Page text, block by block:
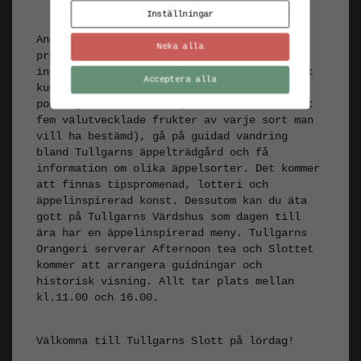
Andra marknadsstånd har med sig andra
produkter med anknytning till, och
inspirerade av, äpplet. Du kommer också att
kunna få dina äppelträd sortsbestämda av
pomolog Mats Brokvist (man bör ta med minst
fem välutvecklade frukter av varje sort man
vill ha bestämd), gå på guidad vandring
bland Tullgarns äppelträdgård och få
information om olika äppelsorter. Det kommer
att finnas tipspromenad, lotteri och
äppelinspirerad konst. Dessutom kan du äta
gott på Tullgarns Värdshus som dagen till
ära har en äppelinspirerad meny. Tullgarns
Orangeri serverar Afternoon tea och Slottet
kommer att arrangera guidningar och
historisk visning. Allt tar plats mellan
kl.11.00 och 16.00.
Välkomna till Tullgarns Slott på lördag!
Inställningar
Neka alla
Acceptera alla